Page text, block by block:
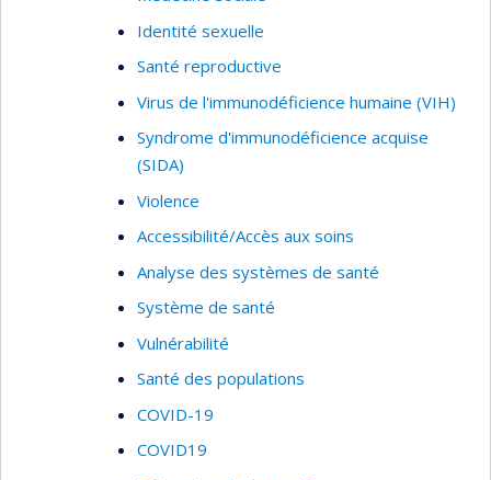
des interventions en santé, stratégies et actions
sanitaires.
Il s’intéresse également à la traduction des
résultats de recherche en politique ainsi qu’aux
stratégies et actions pour la protection et la
promotion de la santé publique en Afrique.
Identité sexuelle
Santé reproductive
Virus de l'immunodéficience humaine (VIH)
Syndrome d'immunodéficience acquise
(SIDA)
Violence
Accessibilité/Accès aux soins
Analyse des systèmes de santé
Système de santé
Vulnérabilité
Santé des populations
COVID-19
COVID19